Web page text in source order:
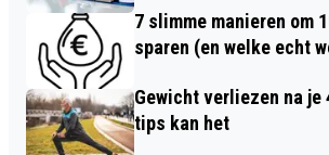
7 slimme manieren om
sparen (en welke echt
Gewicht verliezen na je
tips kan het